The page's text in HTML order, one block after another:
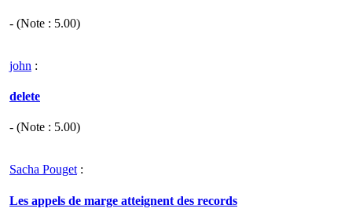
- (Note : 5.00)
john :
delete
- (Note : 5.00)
Sacha Pouget :
Les appels de marge atteignent des records